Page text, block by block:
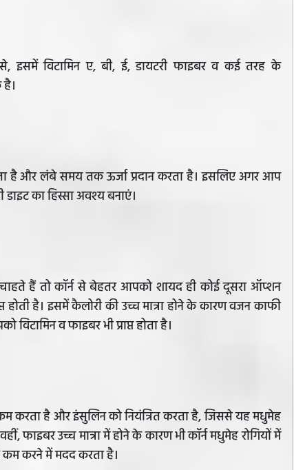
विटामिन ए, बी, ई, डायटरी फाइबर व कई तरह के
है और लंबे समय तक ऊर्जा प्रदान करता है। इसलिए अगर आप
का हिस्सा अवश्य बनाएं।
हैं तो कॉर्न से बेहतर आपको शायद ही कोई दूसरा ऑप्शन
होती है। इसमें कैलोरी की उच्च मात्रा होने के कारण वजन काफी
व फाइबर भी प्राप्त होता है।
करता है और इंसुलिन को नियंत्रित करता है, जिससे यह मधुमेह
फाइबर उच्च मात्रा में होने के कारण भी कॉर्न मधुमेह रोगियों में
कम करने में मदद करता है।